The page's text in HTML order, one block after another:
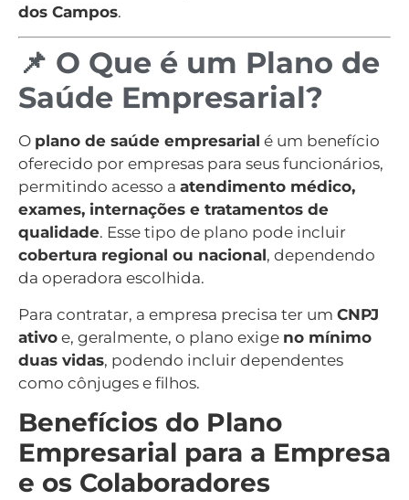
dos Campos.
📌 O Que é um Plano de
Saúde Empresarial?
O plano de saúde empresarial é um benefício
oferecido por empresas para seus funcionários,
permitindo acesso a atendimento médico,
exames, internações e tratamentos de
qualidade. Esse tipo de plano pode incluir
cobertura regional ou nacional, dependendo
da operadora escolhida.
Para contratar, a empresa precisa ter um CNPJ
ativo e, geralmente, o plano exige no mínimo
duas vidas, podendo incluir dependentes
como cônjuges e filhos.
Benefícios do Plano
Empresarial para a Empresa
e os Colaboradores